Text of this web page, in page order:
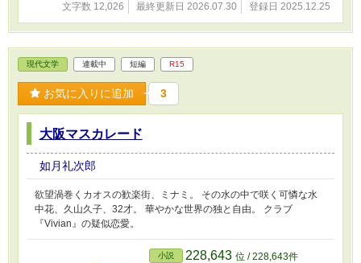
文字数 12,026 最終更新日 2026.07.30 登録日 2025.12.25
現代文学 連載中 短編 R15
お気に入りに追加 3
大阪マスカレード
如月礼次郎
欲望渦巻くカオスの歓楽街、ミナミ。 その水の中で咲く可憐な水
中花、久山久子、32才。 華やかな世界の独と自由。 クラブ
『Vivian』の疑似恋愛。
小説 228,643 位 / 228,643件